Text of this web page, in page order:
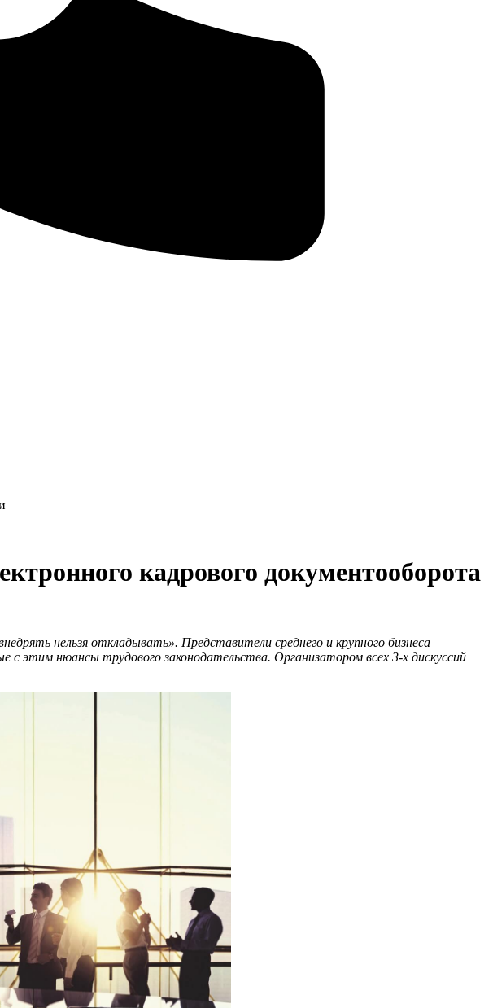
кадрового документооборота
нельзя откладывать». Представители среднего и крупного бизнеса
с этим нюансы трудового законодательства. Организатором всех 3-х дискуссий